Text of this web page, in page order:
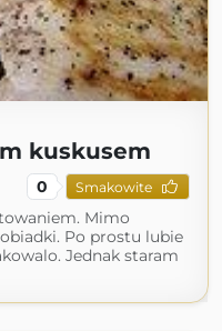
kuskusem
0 Smakowite
Mimo
Po prostu lubie
Jednak staram